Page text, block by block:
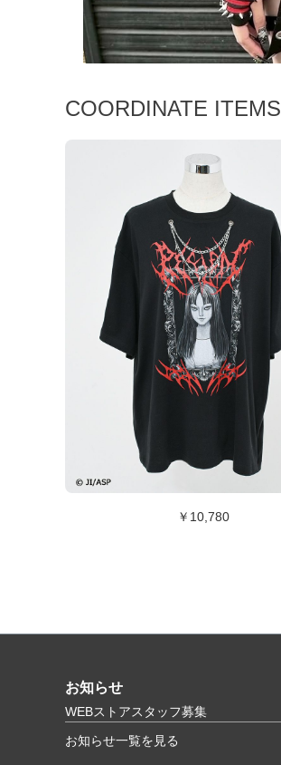
COORDINATE ITEMS
￥10,780
お知らせ
WEBストアスタッフ募集
お知らせ一覧を見る